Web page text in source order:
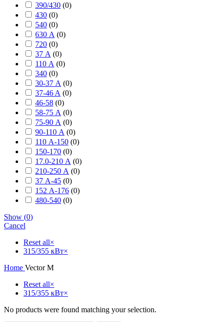
390/430 (0)
430 (0)
540 (0)
630 А (0)
720 (0)
37 А (0)
110 А (0)
340 (0)
30-37 А (0)
37-46 A (0)
46-58 (0)
58-75 А (0)
75-90 А (0)
90-110 А (0)
110 А-150 (0)
150-170 (0)
17.0-210 А (0)
210-250 А (0)
37 А-45 (0)
152 А-176 (0)
480-540 (0)
Show (0)
Cancel
Reset all×
315/355 кВт×
Home Vector M
Reset all×
315/355 кВт×
No products were found matching your selection.